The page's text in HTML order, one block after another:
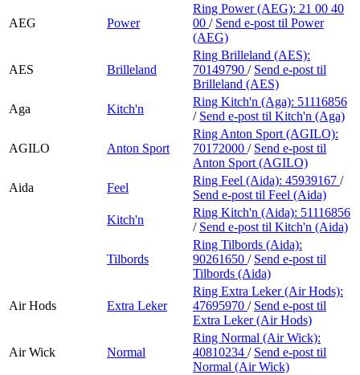
AEG Power
Ring Power (AEG): 21 00 40
00 / Send e-post til Power
(AEG)
AES Brilleland
Ring Brilleland (AES):
70149790 / Send e-post til
Brilleland (AES)
Aga
Kitch'n
Ring Kitch'n (Aga): 51116856
/ Send e-post til Kitch'n (Aga)
AGILO Anton Sport
Ring Anton Sport (AGILO):
70172000 / Send e-post til
Anton Sport (AGILO)
Aida
Feel
Ring Feel (Aida): 45939167 /
Send e-post til Feel (Aida)
Kitch'n
Ring Kitch'n (Aida): 51116856
/ Send e-post til Kitch'n (Aida)
Tilbords
Ring Tilbords (Aida):
90261650 / Send e-post til
Tilbords (Aida)
Air Hods Extra Leker
Ring Extra Leker (Air Hods):
47695970 / Send e-post til
Extra Leker (Air Hods)
Air Wick Normal
Ring Normal (Air Wick):
40810234 / Send e-post til
Normal (Air Wick)